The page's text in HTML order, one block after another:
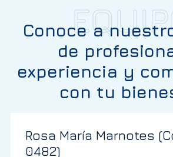
Conoce a
de
experiencia y
con tu
Rosa María Marnotes
0482)